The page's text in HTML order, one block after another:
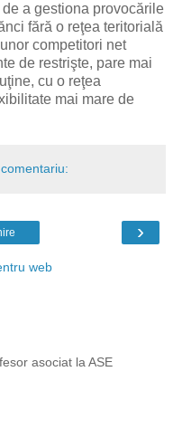
a gestiona provocările
fără o reţea teritorială
competitori net
de restrişte, pare mai
cu o reţea
mai mare de
›
web
asociat la ASE